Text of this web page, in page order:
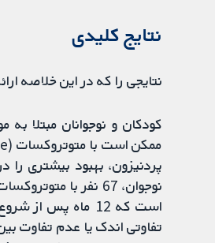
نتایج کلیدی
نتایجی را که در این خلاصه
کودکان و نوجوانان مبتلا
است که 12 ماه
تفاوتی اندک یا عدم تفاوت